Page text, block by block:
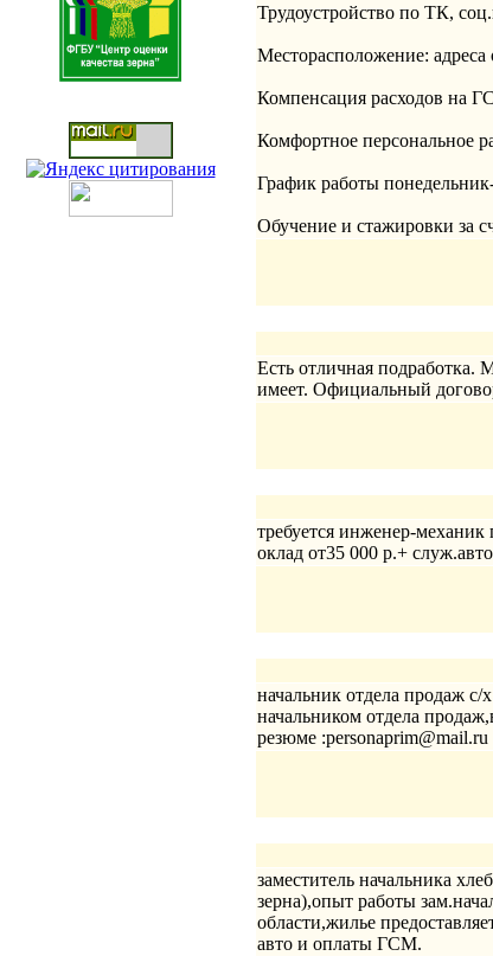
Трудоустройство по ТК,
Месторасположение: адреса
Компенсация расходов на
Комфортное персональное
График работы
Обучение и стажировки за
Есть отличная подработка.
имеет. Официальный
требуется инженер-
оклад от35 000 р.+
начальник отдела продаж
начальником отдела
резюме :personaprim@mail.ru
заместитель начальника
зерна),опыт работы
области,жилье
авто и оплаты ГСМ.